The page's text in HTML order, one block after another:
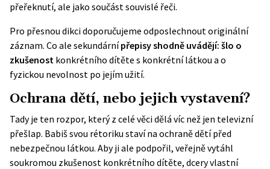
přeřeknutí, ale jako součást souvislé řeči.
Pro přesnou dikci doporučujeme odposlechnout originální
záznam. Co ale sekundárnípřepisy shodně uvádějí: šlo o
zkušenost konkrétního dítěte s konkrétní látkou a o
fyzickou nevolnost po jejím užití.
Ochrana dětí, nebo jejich vystavení?
Tady je ten rozpor, který z celé věci dělá víc než jen televizní
přešlap. Babiš svou rétoriku staví na ochraně dětí před
nebezpečnou látkou. Aby ji ale podpořil, veřejně vytáhl
soukromou zkušenost konkrétního dítěte, dcery vlastní